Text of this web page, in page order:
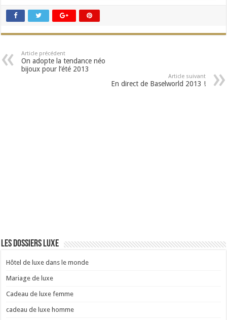
Article précédent
On adopte la tendance néo
bijoux pour l’été 2013
Article suivant
En direct de Baselworld 2013 !
Les dossiers luxe
Hôtel de luxe dans le monde
Mariage de luxe
Cadeau de luxe femme
cadeau de luxe homme